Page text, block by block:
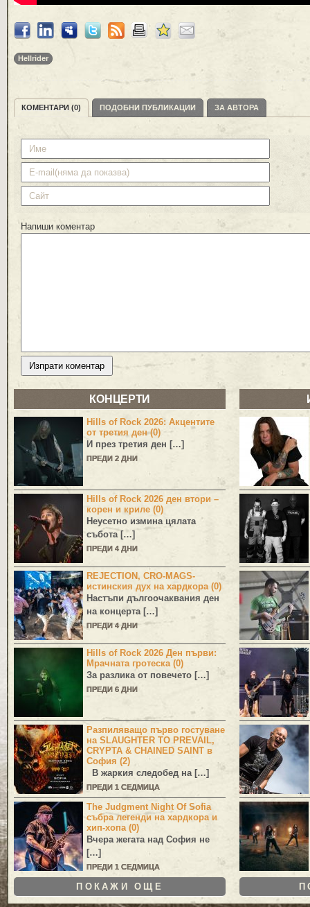
Hellrider
КОМЕНТАРИ (0) ПОДОБНИ ПУБЛИКАЦИИ ЗА АВТОРА
Напиши коментар
КОНЦЕРТИ
Hills of Rock 2026: Акцентите
от третия ден (0)
И през третия ден […]
ПРЕДИ 2 ДНИ
Hills of Rock 2026 ден втори –
корен и криле (0)
Неусетно измина цялата
събота […]
ПРЕДИ 4 ДНИ
REJECTION, CRO-MAGS-
истинския дух на хардкора (0)
Настъпи дългоочаквания ден
на концерта […]
ПРЕДИ 4 ДНИ
Hills of Rock 2026 Ден първи:
Мрачната гротеска (0)
За разлика от повечето […]
ПРЕДИ 6 ДНИ
Разпиляващо първо гостуване
на SLAUGHTER TO PREVAIL,
CRYPTA & CHAINED SAINT в
София (2)
В жаркия следобед на […]
ПРЕДИ 1 СЕДМИЦА
The Judgment Night Of Sofia
събра легенди на хардкора и
хип-хопа (0)
Вчера жегата над София не
[…]
ПРЕДИ 1 СЕДМИЦА
ПОКАЖИ ОЩЕ